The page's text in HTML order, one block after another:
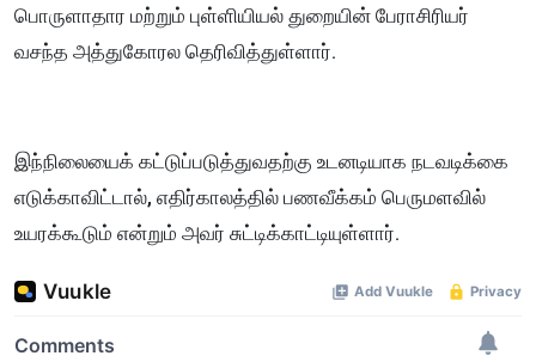
பொருளாதார மற்றும் புள்ளியியல் துறையின் பேராசிரியர்
வசந்த அத்துகோரல தெரிவித்துள்ளார்.
இந்நிலையைக் கட்டுப்படுத்துவதற்கு உடனடியாக நடவடிக்கை
எடுக்காவிட்டால், எதிர்காலத்தில் பணவீக்கம் பெருமளவில்
உயரக்கூடும் என்றும் அவர் சுட்டிக்காட்டியுள்ளார்.